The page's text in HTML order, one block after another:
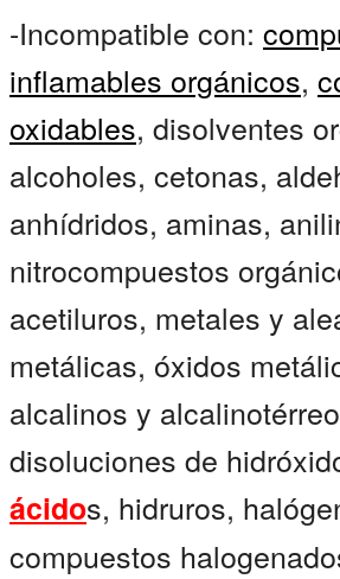
-Incompatible con:
inflamables orgánicos,
oxidables, disolventes
alcoholes, cetonas,
anhídridos, aminas,
nitrocompuestos
acetiluros, metales y
metálicas, óxidos
alcalinos y
disoluciones de
ácidos, hidruros,
compuestos